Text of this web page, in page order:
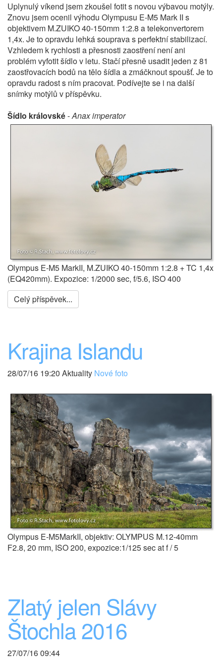
Uplynulý víkend jsem zkoušel fotit s novou výbavou motýly.
Znovu jsem ocenil výhodu Olympusu E-M5 Mark II s
objektivem M.ZUIKO 40-150mm 1:2.8 a telekonvertorem
1,4x. Je to opravdu lehká souprava s perfektní stabilizací.
Vzhledem k rychlosti a přesnosti zaostření není ani
problém vyfotit šídlo v letu. Stačí přesně usadit jeden z 81
zaostřovacích bodů na tělo šídla a zmáčknout spoušť. Je to
opravdu radost s ním pracovat. Podívejte se i na další
snímky motýlů v příspěvku.
Šídlo královské-Anax imperator
Olympus E-M5 MarkII, M.ZUIKO 40-150mm 1:2.8 + TC 1,4x
(EQ420mm). Expozice: 1/2000 sec, f/5.6, ISO 400
Celý příspěvek...
Krajina Islandu
28/07/16 19:20 Aktuality Nové foto
Olympus E-M5MarkII, objektiv: OLYMPUS M.12-40mm
F2.8, 20 mm, ISO 200, expozice:1/125 sec at f / 5
Zlatý jelen Slávy
Štochla 2016
27/07/16 09:44